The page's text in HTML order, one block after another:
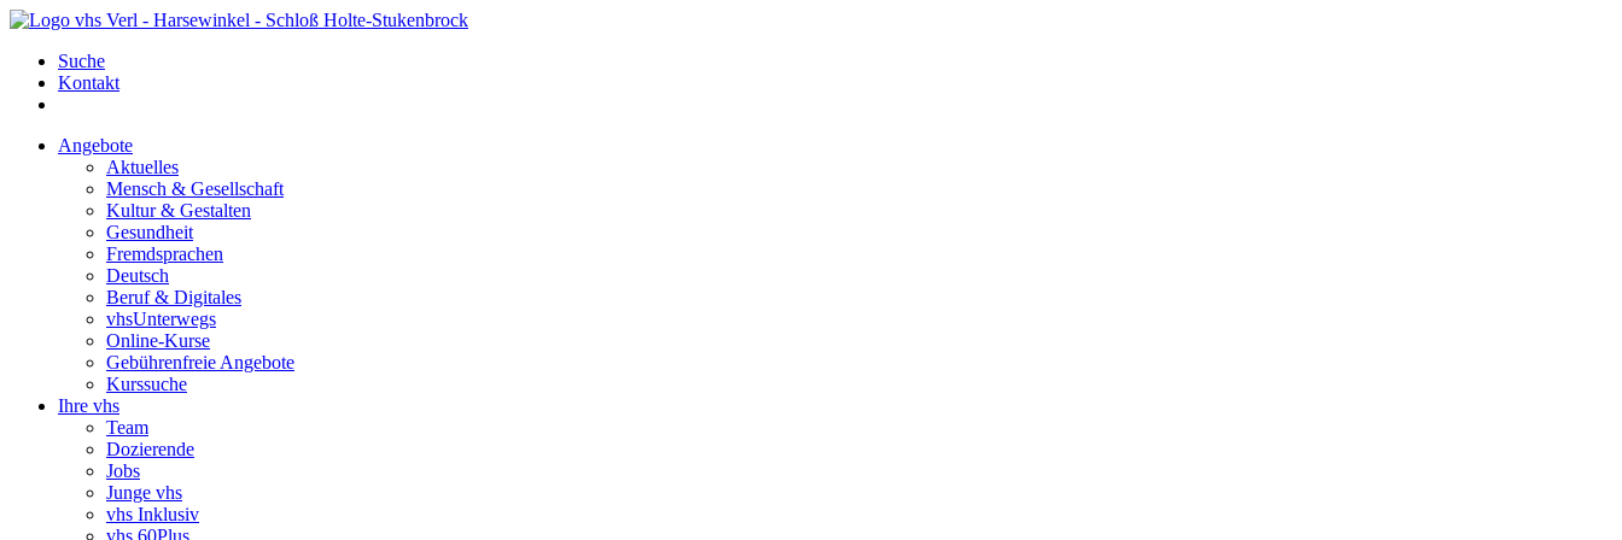
Suche
Kontakt
Angebote
Aktuelles
Mensch & Gesellschaft
Kultur & Gestalten
Gesundheit
Fremdsprachen
Deutsch
Beruf & Digitales
vhsUnterwegs
Online-Kurse
Gebührenfreie Angebote
Kurssuche
Ihre vhs
Team
Dozierende
Jobs
Junge vhs
vhs Inklusiv
vhs 60Plus